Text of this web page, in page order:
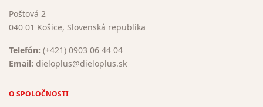
Poštová 2
040 01 Košice, Slovenská republika
Telefón: (+421) 0903 06 44 04
Email: dieloplus@dieloplus.sk
O SPOLOČNOSTI